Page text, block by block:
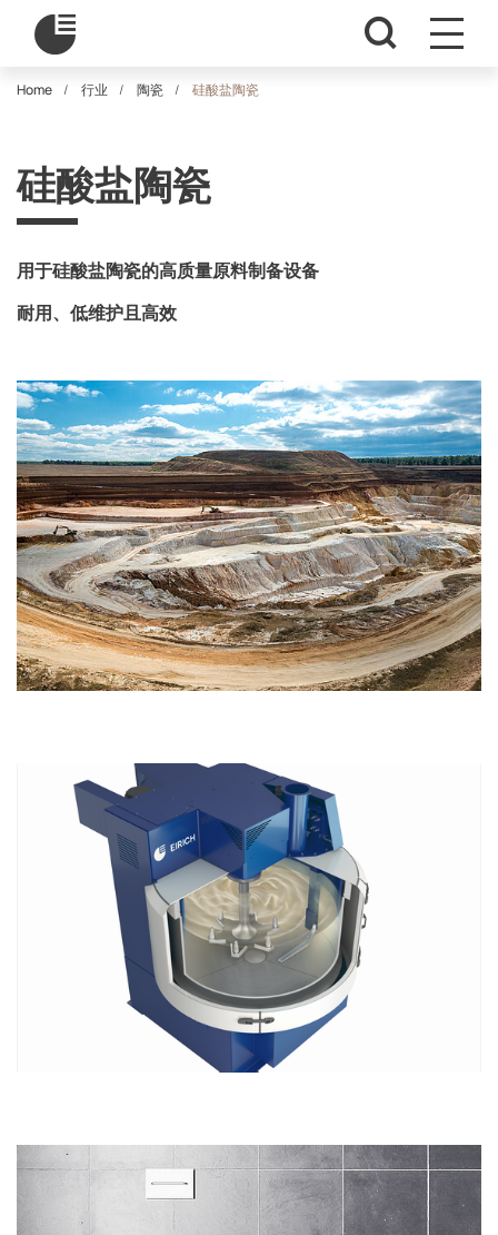
Home 行业 陶瓷 硅酸盐陶瓷
硅酸盐陶瓷
用于硅酸盐陶瓷的高质量原料制备设备
耐用、低维护且高效